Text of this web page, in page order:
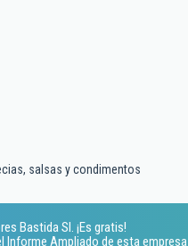
salsas y condimentos
Bastida Sl. ¡Es gratis!
Informe Ampliado de esta empresa